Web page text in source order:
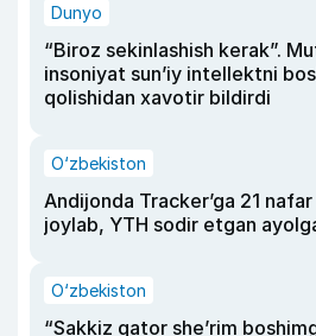
Dunyo
“Biroz sekinlashish kerak”.
insoniyat sun’iy intellektni
qolishidan xavotir bildirdi
O‘zbekiston
Andijonda Tracker’ga 21
joylab, YTH sodir etgan
O‘zbekiston
“Sakkiz qator she’rim